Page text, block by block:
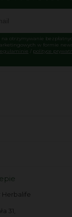
na otrzymywanie
w formie
polityce
Herbalife
31,